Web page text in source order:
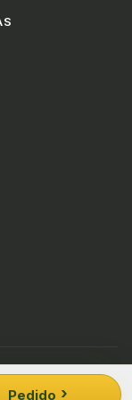
Pedido